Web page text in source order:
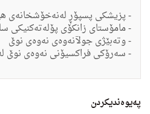
- پزیشكی پسپۆڕ لەنەخۆشخانەى
- مامۆستاى زانكۆى پۆلەتەكنیكى
- وتەبێژى جولآنەوەى نەوەى نوێ
- سەرۆكى فراكسیۆنى نەوەى نوێ
په‌یوه‌ندیكردن